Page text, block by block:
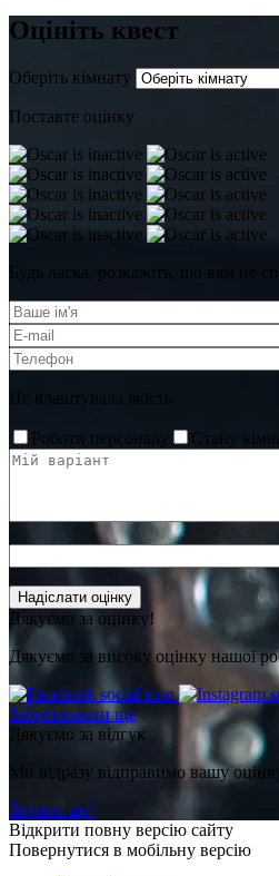
Оцініть квест
Оберіть кімнату
Поставте оцінку
Будь ласка, розкажіть, що вам не
Не влаштувала якість:
Роботи персоналу Стану
Дякуємо за оцінку!
Дякуємо за високу оцінку нашої
Забронювати ще
Дякуємо за відгук
Ми відразу відправимо вашу
Зіграти ще!
Відкрити повну версію сайту
Повернутися в мобільну версію